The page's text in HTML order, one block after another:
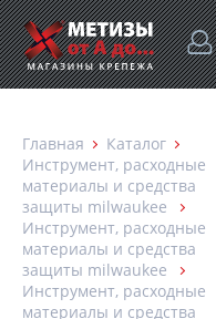
Главная
Каталог
Инструмент, расходные
материалы и средства
защиты milwaukee
Инструмент, расходные
материалы и средства
защиты milwaukee
Инструмент, расходные
материалы и средства